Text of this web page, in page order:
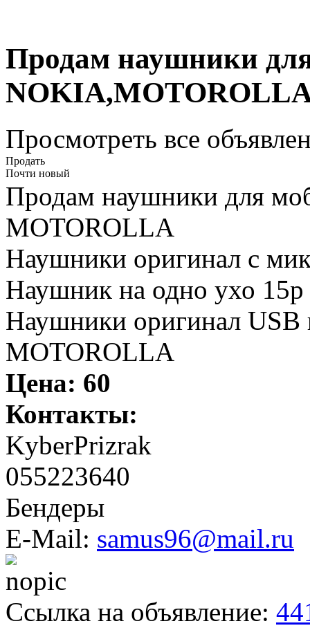
Продам наушники
Просмотреть все
Продать
Почти новый
Продам наушники для
MOTOROLLA
Наушники оригинал с
Наушник на одно ухо
Наушники оригинал
MOTOROLLA
Цена: 60
Контакты:
KyberPrizrak
055223640
Бендеры
E-Mail: samus96@mail.ru
Ссылка на объявление: